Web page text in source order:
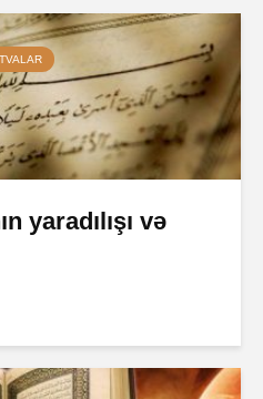
yaradılışı və